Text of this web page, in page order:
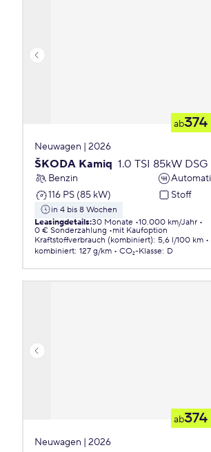
ab
Neuwagen | 2026
ŠKODA Kamiq 1.0 TSI 85kW
Benzin
116 PS (85 kW)
Stoff
in 4 bis 8 Wochen
Leasingdetails:30 Monate 10.000 km/Jahr
0 € Sonderzahlung
mit Kaufoption
Kraftstoffverbrauch (kombiniert): 5,6 l/100 km
kombiniert: 127 g/km CO₂-Klasse: D
ab
Neuwagen | 2026